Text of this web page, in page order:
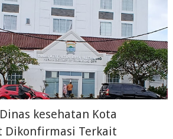
kesehatan Kota
Dikonfirmasi Terkait